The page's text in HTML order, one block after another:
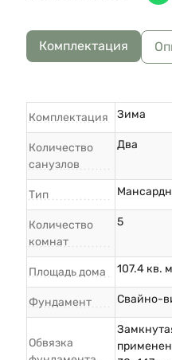
Комплектация
Комплектация Зима
Количество
санузлов
Два
Тип
Количество
комнат
5
Площадь дома 107.4 кв.
Фундамент Свайно-
Обвязка